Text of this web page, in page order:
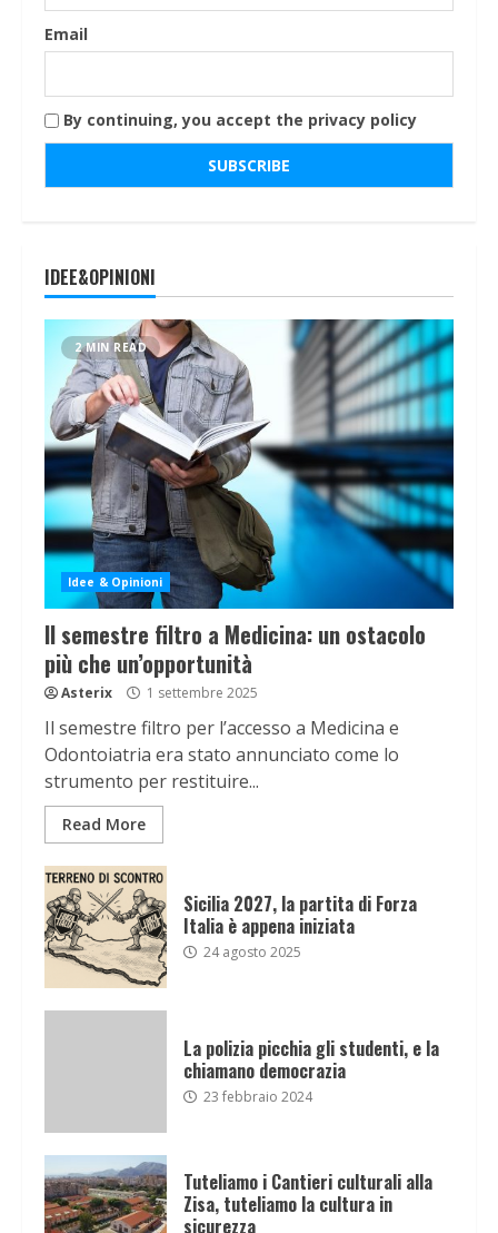
Email
By continuing, you accept the privacy policy
IDEE&OPINIONI
2 MIN READ
Idee & Opinioni
Il semestre filtro a Medicina: un ostacolo
più che un’opportunità
Asterix 1 settembre 2025
Il semestre filtro per l’accesso a Medicina e
Odontoiatria era stato annunciato come lo
strumento per restituire...
Read More
Sicilia 2027, la partita di Forza
Italia è appena iniziata
24 agosto 2025
La polizia picchia gli studenti, e la
chiamano democrazia
23 febbraio 2024
Tuteliamo i Cantieri culturali alla
Zisa, tuteliamo la cultura in
sicurezza